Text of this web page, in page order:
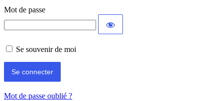
Mot de passe
Se souvenir de moi
Mot de passe oublié ?